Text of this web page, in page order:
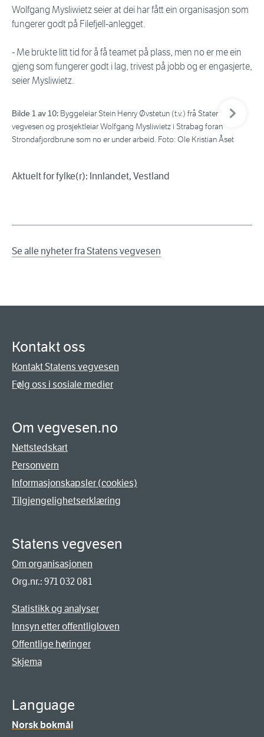
Wolfgang Mysliwietz seier at dei har fått ein organisasjon som
fungerer godt på Filefjell-anlegget.
- Me brukte litt tid for å få teamet på plass, men no er me ein
gjeng som fungerer godt i lag, trivest på jobb og er engasjerte,
seier Mysliwietz.
Bilde 1 av 10: Byggeleiar Stein Henry Øvstetun (t.v.) frå Statens
vegvesen og prosjektleiar Wolfgang Mysliwietz i Strabag foran
Strondafjordbrune som no er under arbeid. Foto: Ole Kristian Åset
Aktuelt for fylke(r): Innlandet, Vestland
Se alle nyheter fra Statens vegvesen
Kontakt oss
Kontakt Statens vegvesen
Følg oss i sosiale medier
Om vegvesen.no
Nettstedskart
Personvern
Informasjonskapsler (cookies)
Tilgjengelighetserklæring
Statens vegvesen
Om organisasjonen
Org.nr.: 971 032 081
Statistikk og analyser
Innsyn etter offentligloven
Offentlige høringer
Skjema
Language
Norsk bokmål